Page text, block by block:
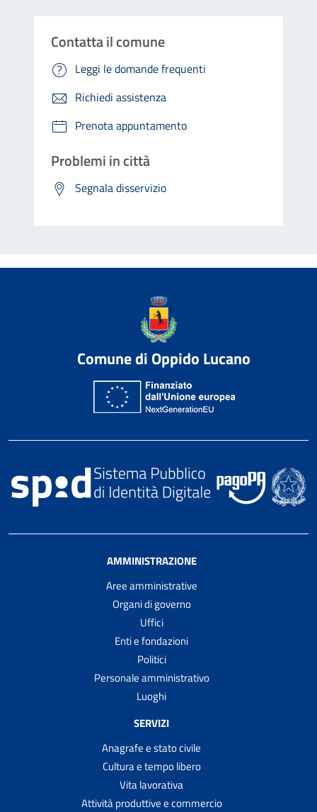
Contatta il comune
Leggi le domande frequenti
Richiedi assistenza
Prenota appuntamento
Problemi in città
Segnala disservizio
Comune di Oppido Lucano
AMMINISTRAZIONE
Aree amministrative
Organi di governo
Uffici
Enti e fondazioni
Politici
Personale amministrativo
Luoghi
SERVIZI
Anagrafe e stato civile
Cultura e tempo libero
Vita lavorativa
Attività produttive e commercio